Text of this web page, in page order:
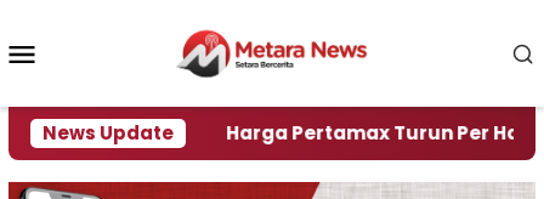
konten
News Update
Krisi Air Harga Pertamax Turun Per Hari Ini,